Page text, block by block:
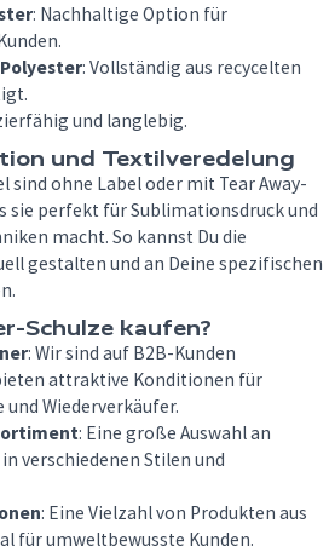
: Nachhaltige Option für
: Vollständig aus recycelten
und langlebig.
und Textilveredelung
sind ohne Label oder mit Tear Away-
sie perfekt für Sublimationsdruck und
macht. So kannst Du die
gestalten und an Deine spezifischen
Schulze kaufen?
: Wir sind auf B2B-Kunden
attraktive Konditionen für
Wiederverkäufer.
: Eine große Auswahl an
verschiedenen Stilen und
: Eine Vielzahl von Produkten aus
für umweltbewusste Kunden.